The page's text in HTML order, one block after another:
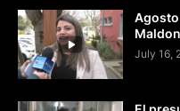
Agosto
July 16,